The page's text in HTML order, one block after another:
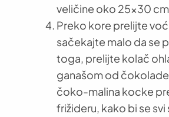
veličine oko 25×30
Preko kore prelijte
sačekajte malo da se
toga, prelijte kolač
ganašom od
čoko-malina kocke
frižideru, kako bi se